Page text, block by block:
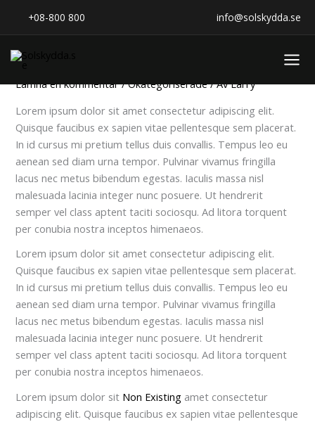
+08-800 800 info@solskydda.se
Hem Okategoriserade
Lorem ipsum dolor sit amet
Lämna en kommentar /Okategoriserade/ AvLarry
Lorem ipsum dolor sit amet consectetur adipiscing elit.
Quisque faucibus ex sapien vitae pellentesque sem placerat.
In id cursus mi pretium tellus duis convallis. Tempus leo eu
aenean sed diam urna tempor. Pulvinar vivamus fringilla
lacus nec metus bibendum egestas. Iaculis massa nisl
malesuada lacinia integer nunc posuere. Ut hendrerit
semper vel class aptent taciti sociosqu. Ad litora torquent
per conubia nostra inceptos himenaeos.
Lorem ipsum dolor sit amet consectetur adipiscing elit.
Quisque faucibus ex sapien vitae pellentesque sem placerat.
In id cursus mi pretium tellus duis convallis. Tempus leo eu
aenean sed diam urna tempor. Pulvinar vivamus fringilla
lacus nec metus bibendum egestas. Iaculis massa nisl
malesuada lacinia integer nunc posuere. Ut hendrerit
semper vel class aptent taciti sociosqu. Ad litora torquent
per conubia nostra inceptos himenaeos.
Lorem ipsum dolor sit Non Existing amet consectetur
adipiscing elit. Quisque faucibus ex sapien vitae pellentesque